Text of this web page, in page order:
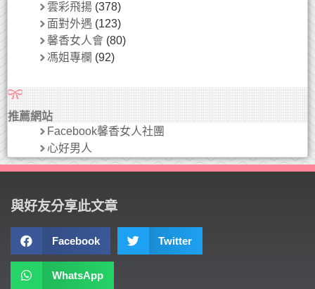
雲彩飛揚 (378)
面對外遇 (123)
馨香女人會 (80)
馮姐專欄 (92)
推薦網站
Facebook馨香女人社團
心好男人
與好友分享此文章
Facebook Twitter
WhatsApp